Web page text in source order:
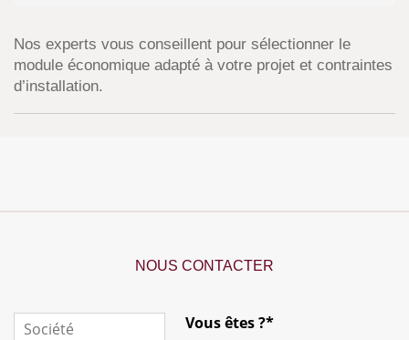
Nos experts vous conseillent pour sélectionner le
module économique adapté à votre projet et contraintes
d’installation.
NOUS CONTACTER
Vous êtes ?*